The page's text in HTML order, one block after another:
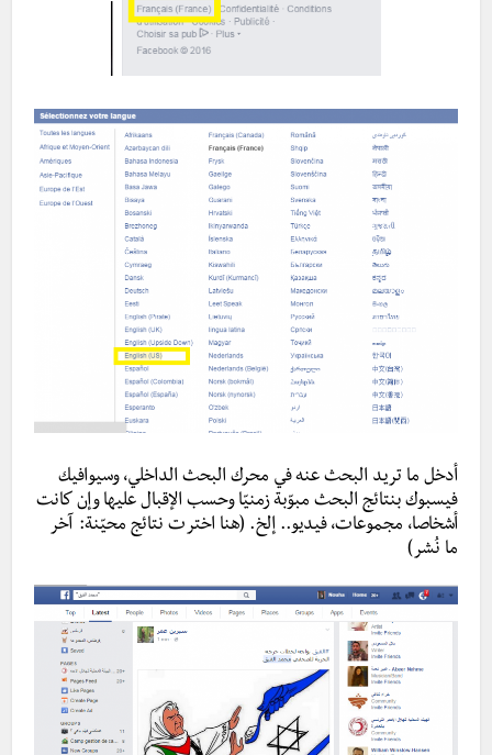
أدخل ما تريد البحث عنه في محرك البحث الداخلي، وسيوافيك
فيسبوك بنتائج البحث مبوّبة زمنيّا وحسب الإقبال عليها وإن كانت
أشخاصا، مجموعات، فيديو.. إلخ. (هنا اخترت نتائج محيّنة: آخر
ما نُشر)